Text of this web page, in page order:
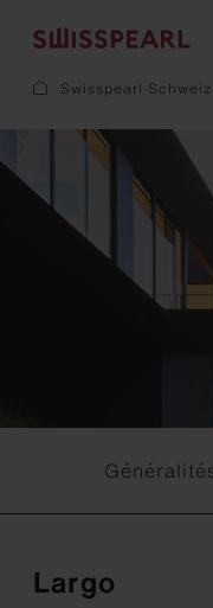
Inspiration
Durabilité
Façade
Toiture
Solaire
Aménagement
Jardin
Swisspearl Schweiz
Largo